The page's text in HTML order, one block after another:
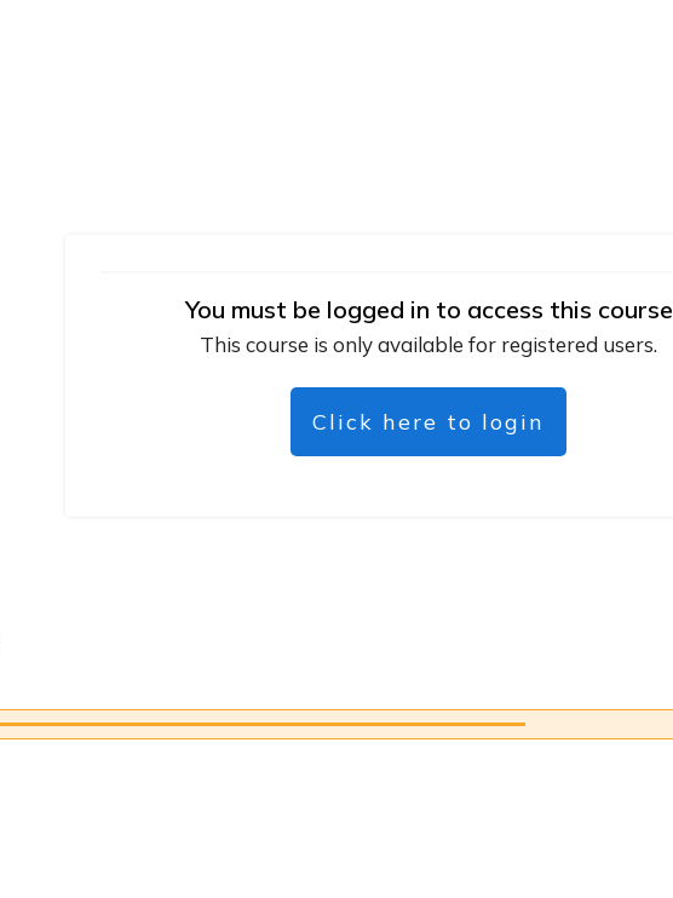
You must be logged in to access this course
This course is only available for registered users.
Click here to login